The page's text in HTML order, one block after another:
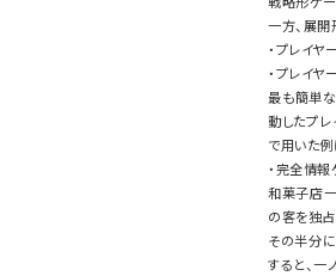
一方、展開
・プレイヤ
・プレイ
最も簡単
動したプ
で用いた例
・完全情
和菓子店
の客を独
その半分
すると、一